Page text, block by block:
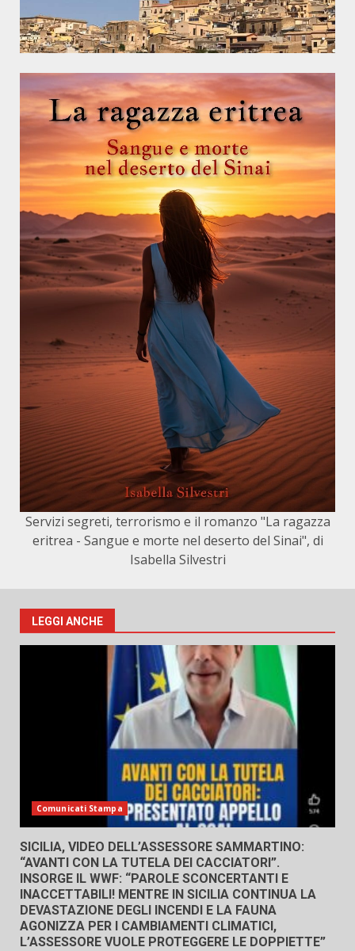
Servizi segreti, terrorismo e il romanzo "La ragazza
eritrea - Sangue e morte nel deserto del Sinai", di
Isabella Silvestri
LEGGI ANCHE
Comunicati Stampa
SICILIA, VIDEO DELL’ASSESSORE SAMMARTINO:
“AVANTI CON LA TUTELA DEI CACCIATORI”.
INSORGE IL WWF: “PAROLE SCONCERTANTI E
INACCETTABILI! MENTRE IN SICILIA CONTINUA LA
DEVASTAZIONE DEGLI INCENDI E LA FAUNA
AGONIZZA PER I CAMBIAMENTI CLIMATICI,
L’ASSESSORE VUOLE PROTEGGERE LE DOPPIETTE”